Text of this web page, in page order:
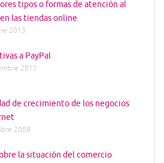
tipos o formas de atención al
las tiendas online
2013
a PayPal
2011
de crecimiento de los negocios
2009
la situación del comercio